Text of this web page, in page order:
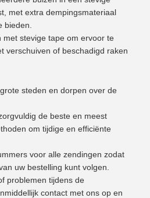
met extra dempingsmateriaal
bieden.
met stevige tape om ervoor te
verschuiven of beschadigd raken
steden en dorpen over de
de beste en meest
om tijdige en efficiënte
voor alle zendingen zodat
uw bestelling kunt volgen.
problemen tijdens de
contact met ons op en